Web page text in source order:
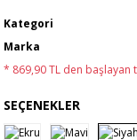
Kategori
Marka
* 869,90 TL den başlayan
SEÇENEKLER